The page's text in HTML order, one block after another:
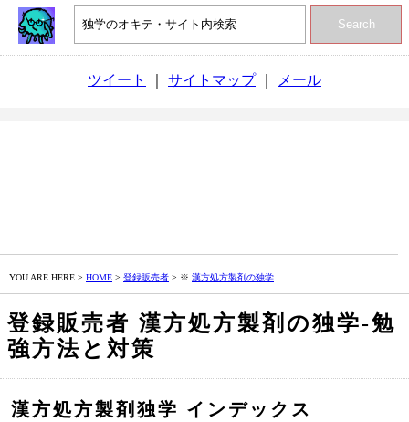
Search
ツイート サイトマップ｜ メール
YOU ARE HERE > HOME > 登録販売者 > ※ 漢方処方製剤の独学
登録販売者 漢方処方製剤の独学‐勉
強方法と対策
漢方処方製剤独学 インデックス